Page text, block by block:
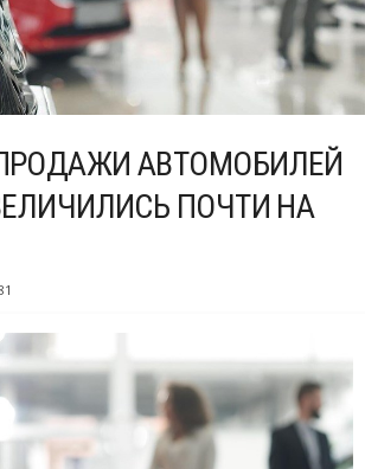
АВТОМОБИЛЕЙ
ПОЧТИ НА